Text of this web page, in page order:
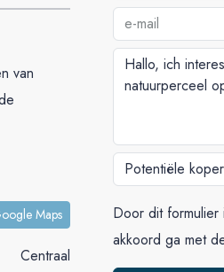
van
Maps
Centraal
Door dit
akkoord ga met